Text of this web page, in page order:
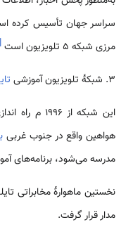
مرزی شبکه ۵ تلویزیون است
۳. شبکهٔ تلویزیون آموزشی
هواهین واقع در جنوب غربی
مدرسه می‌شود، برنامه‌های
مدار قرار گرفت.